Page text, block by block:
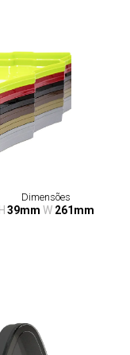
Dimensões
H 39mm W 261mm